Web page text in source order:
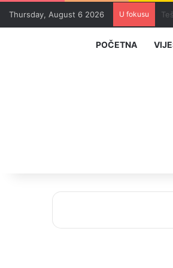
Thursday, August 6 2026 U fokusu
POČETNA